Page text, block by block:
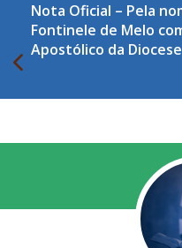
Nota Oficial – Pela
Fontinele de Melo
Apostólico da